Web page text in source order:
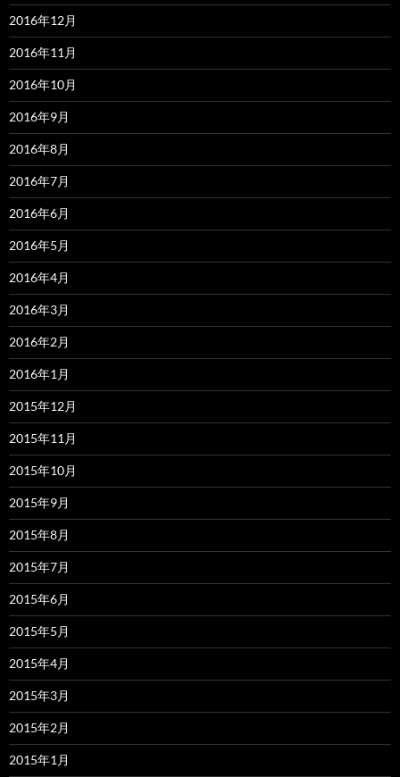
2016年12月
2016年11月
2016年10月
2016年9月
2016年8月
2016年7月
2016年6月
2016年5月
2016年4月
2016年3月
2016年2月
2016年1月
2015年12月
2015年11月
2015年10月
2015年9月
2015年8月
2015年7月
2015年6月
2015年5月
2015年4月
2015年3月
2015年2月
2015年1月